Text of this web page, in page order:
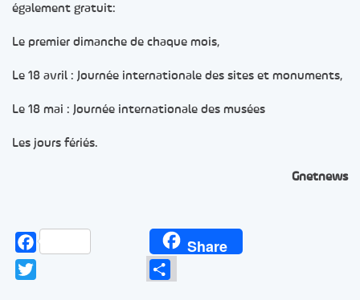
également gratuit:
Le premier dimanche de chaque mois,
Le 18 avril : Journée internationale des sites et monuments,
Le 18 mai : Journée internationale des musées
Les jours fériés.
Gnetnews
Facebook Share